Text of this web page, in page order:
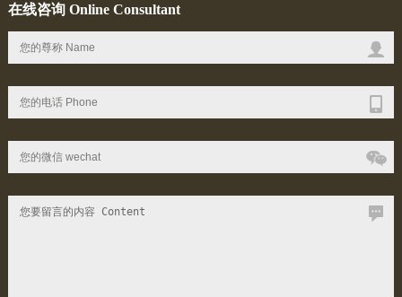
在线咨询 Online Consultant